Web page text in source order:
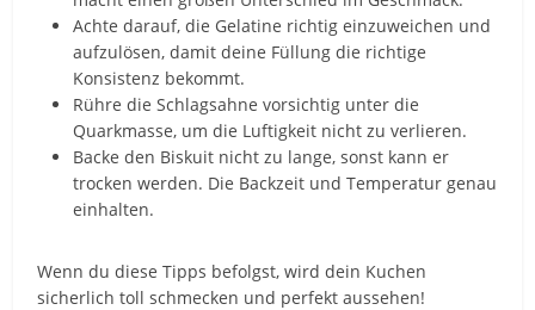
Achte darauf, die Gelatine richtig einzuweichen und
aufzulösen, damit deine Füllung die richtige
Konsistenz bekommt.
Rühre die Schlagsahne vorsichtig unter die
Quarkmasse, um die Luftigkeit nicht zu verlieren.
Backe den Biskuit nicht zu lange, sonst kann er
trocken werden. Die Backzeit und Temperatur genau
einhalten.
Wenn du diese Tipps befolgst, wird dein Kuchen
sicherlich toll schmecken und perfekt aussehen!